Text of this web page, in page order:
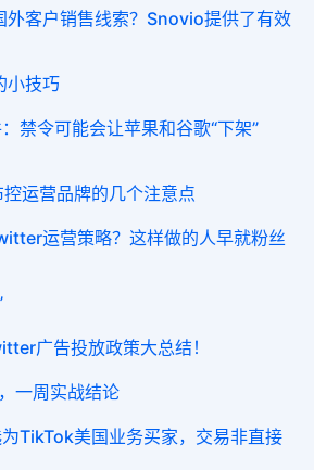
客户销售线索？Snovio提供了有效
小技巧
禁令可能会让苹果和谷歌“下架”
运营品牌的几个注意点
运营策略？这样做的人早就粉丝
广告投放政策大总结！
一周实战结论
TikTok美国业务买家，交易非直接